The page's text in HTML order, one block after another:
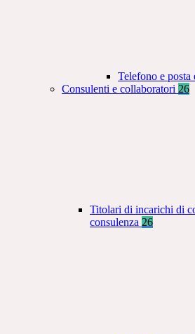
Telefono e posta
Consulenti e collaboratori 26
Titolari di incarichi di
consulenza 26